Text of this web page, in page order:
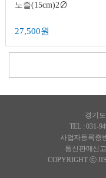
노즐(15cm)2∅
27,500원
경기
TEL : 031-
사업자등록증
통신판매신
COPYRIGHT ⓒ